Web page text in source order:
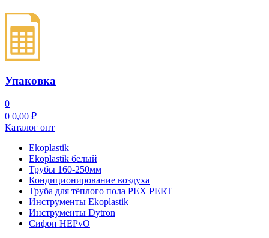
Упаковка
0
0 0,00 ₽
Каталог опт
Ekoplastik
Ekoplastik белый
Трубы 160-250мм
Кондиционирование воздуха
Труба для тёплого пола PEX PERT
Инструменты Ekoplastik
Инструменты Dytron
Сифон HEPvO